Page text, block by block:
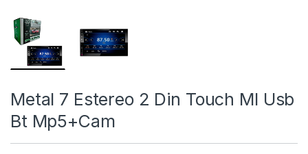
Metal 7 Estereo 2 Din Touch Ml Usb
Bt Mp5+Cam